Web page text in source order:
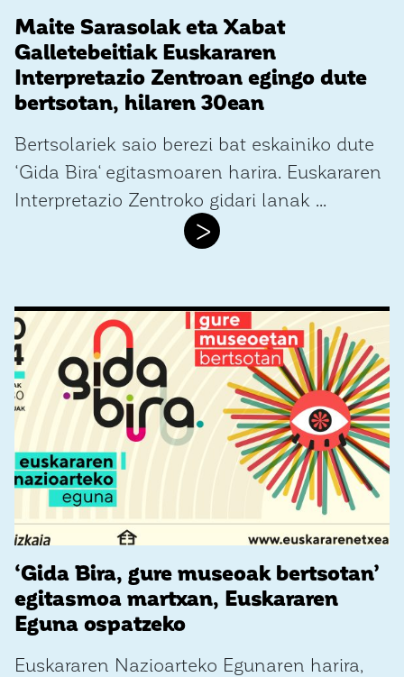
Maite Sarasolak eta Xabat
Galletebeitiak Euskararen
Interpretazio Zentroan egingo dute
bertsotan, hilaren 30ean
Bertsolariek saio berezi bat eskainiko dute
‘Gida Bira‘ egitasmoaren harira. Euskararen
Interpretazio Zentroko gidari lanak ...
>
‘Gida Bira, gure museoak bertsotan’
egitasmoa martxan, Euskararen
Eguna ospatzeko
Euskararen Nazioarteko Egunaren harira,